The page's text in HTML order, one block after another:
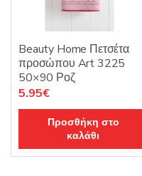
Beauty Home Πετσέτα
προσώπου Art 3225
50×90 Ροζ
Original
price
5.95€Η
τρέχουσα
τιμή
είναι:
5.95€.
Προσθήκη στο
καλάθι